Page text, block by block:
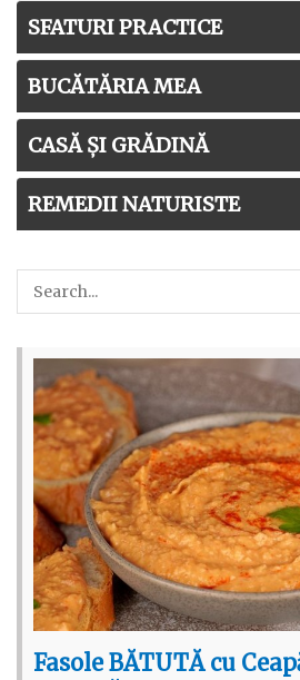
SFATURI PRACTICE
BUCĂTĂRIA MEA
CASĂ ȘI GRĂDINĂ
REMEDII NATURISTE
Fasole BĂTUTĂ cu